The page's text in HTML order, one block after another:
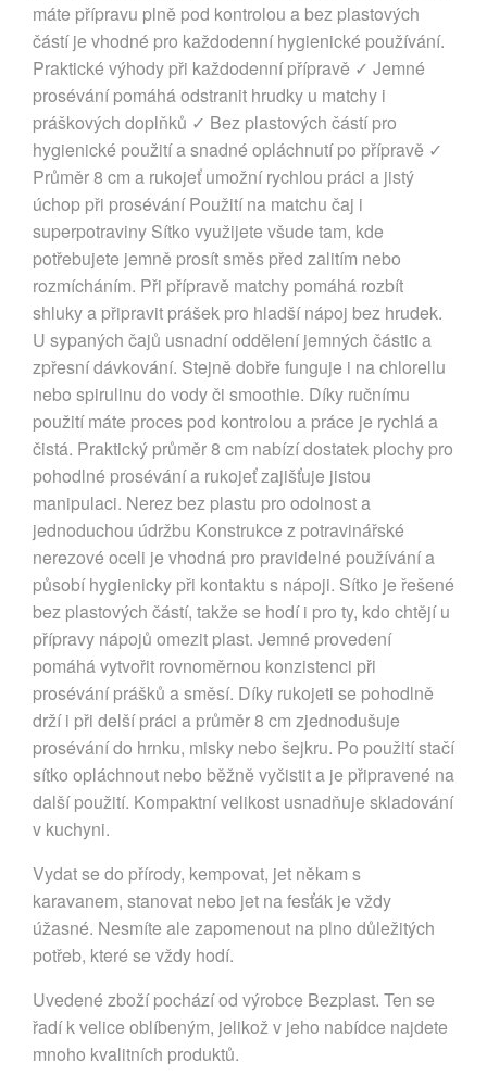
máte přípravu plně pod kontrolou a bez plastových
částí je vhodné pro každodenní hygienické používání.
Praktické výhody při každodenní přípravě ✓ Jemné
prosévání pomáhá odstranit hrudky u matchy i
práškových doplňků ✓ Bez plastových částí pro
hygienické použití a snadné opláchnutí po přípravě ✓
Průměr 8 cm a rukojeť umožní rychlou práci a jistý
úchop při prosévání Použití na matchu čaj i
superpotraviny Sítko využijete všude tam, kde
potřebujete jemně prosít směs před zalitím nebo
rozmícháním. Při přípravě matchy pomáhá rozbít
shluky a připravit prášek pro hladší nápoj bez hrudek.
U sypaných čajů usnadní oddělení jemných částic a
zpřesní dávkování. Stejně dobře funguje i na chlorellu
nebo spirulinu do vody či smoothie. Díky ručnímu
použití máte proces pod kontrolou a práce je rychlá a
čistá. Praktický průměr 8 cm nabízí dostatek plochy pro
pohodlné prosévání a rukojeť zajišťuje jistou
manipulaci. Nerez bez plastu pro odolnost a
jednoduchou údržbu Konstrukce z potravinářské
nerezové oceli je vhodná pro pravidelné používání a
působí hygienicky při kontaktu s nápoji. Sítko je řešené
bez plastových částí, takže se hodí i pro ty, kdo chtějí u
přípravy nápojů omezit plast. Jemné provedení
pomáhá vytvořit rovnoměrnou konzistenci při
prosévání prášků a směsí. Díky rukojeti se pohodlně
drží i při delší práci a průměr 8 cm zjednodušuje
prosévání do hrnku, misky nebo šejkru. Po použití stačí
sítko opláchnout nebo běžně vyčistit a je připravené na
další použití. Kompaktní velikost usnadňuje skladování
v kuchyni.
Vydat se do přírody, kempovat, jet někam s
karavanem, stanovat nebo jet na fesťák je vždy
úžasné. Nesmíte ale zapomenout na plno důležitých
potřeb, které se vždy hodí.
Uvedené zboží pochází od výrobce Bezplast. Ten se
řadí k velice oblíbeným, jelikož v jeho nabídce najdete
mnoho kvalitních produktů.